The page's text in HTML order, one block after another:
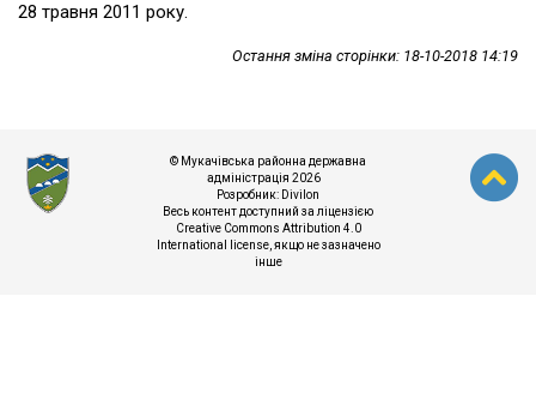
28 травня 2011 року.
Остання зміна сторінки: 18-10-2018 14:19
© Мукачівська районна державна
адміністрація 2026
Розробник: Divilon
Весь контент доступний за ліцензією
Creative Commons Attribution 4.0
International license, якщо не зазначено
інше